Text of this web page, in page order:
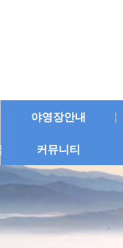
야영장안내
커뮤니티